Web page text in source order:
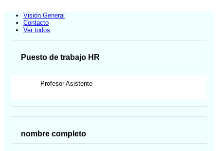
Visión General
Contacto
Ver todos
Puesto de trabajo HR
Profesor Asistente
nombre completo